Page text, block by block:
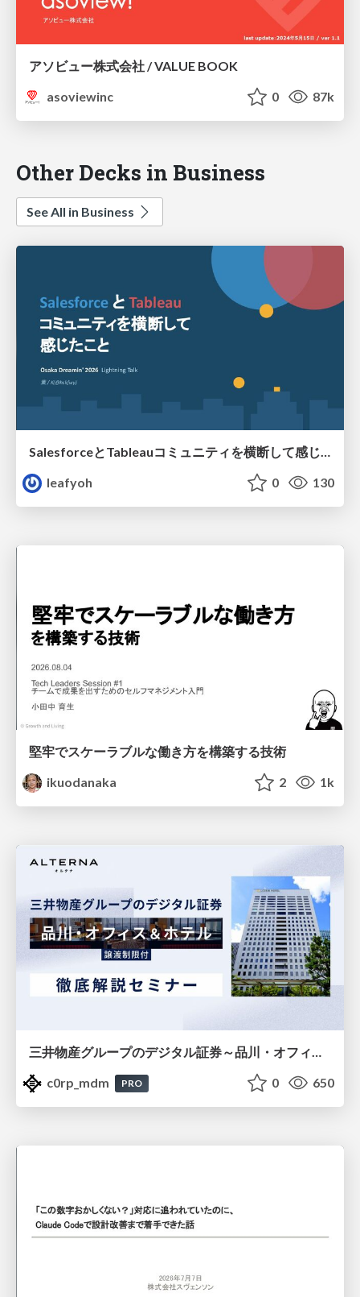
アソビュー株式会社 / VALUE BOOK
asoviewinc
0 87k
Other Decks in Business
See All in Business
SalesforceとTableauコミュニティを横断して感じたこと（Osaka Dreamin）
leafyoh
0 130
堅牢でスケーラブルな働き方を構築する技術
ikuodanaka
2 1k
三井物産グループのデジタル証券～品川・オフィス＆ホテル～徹底解説セミナー
c0rp_mdm
PRO 0 650